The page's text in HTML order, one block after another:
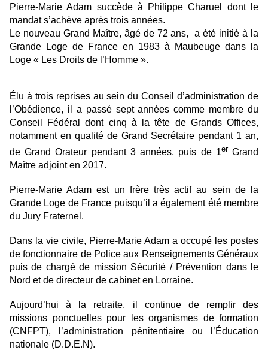
Pierre-Marie Adam succède à Philippe Charuel dont le
mandat s’achève après trois années.
Le nouveau Grand Maître, âgé de 72 ans, a été initié à la
Grande Loge de France en 1983 à Maubeuge dans la
Loge « Les Droits de l’Homme ».
Élu à trois reprises au sein du Conseil d’administration de
l’Obédience, il a passé sept années comme membre du
Conseil Fédéral dont cinq à la tête de Grands Offices,
notamment en qualité de Grand Secrétaire pendant 1 an,
de Grand Orateur pendant 3 années, puis de 1er Grand
Maître adjoint en 2017.
Pierre-Marie Adam est un frère très actif au sein de la
Grande Loge de France puisqu’il a également été membre
du Jury Fraternel.
Dans la vie civile, Pierre-Marie Adam a occupé les postes
de fonctionnaire de Police aux Renseignements Généraux
puis de chargé de mission Sécurité / Prévention dans le
Nord et de directeur de cabinet en Lorraine.
Aujourd’hui à la retraite, il continue de remplir des
missions ponctuelles pour les organismes de formation
(CNFPT), l’administration pénitentiaire ou l’Éducation
nationale (D.D.E.N).